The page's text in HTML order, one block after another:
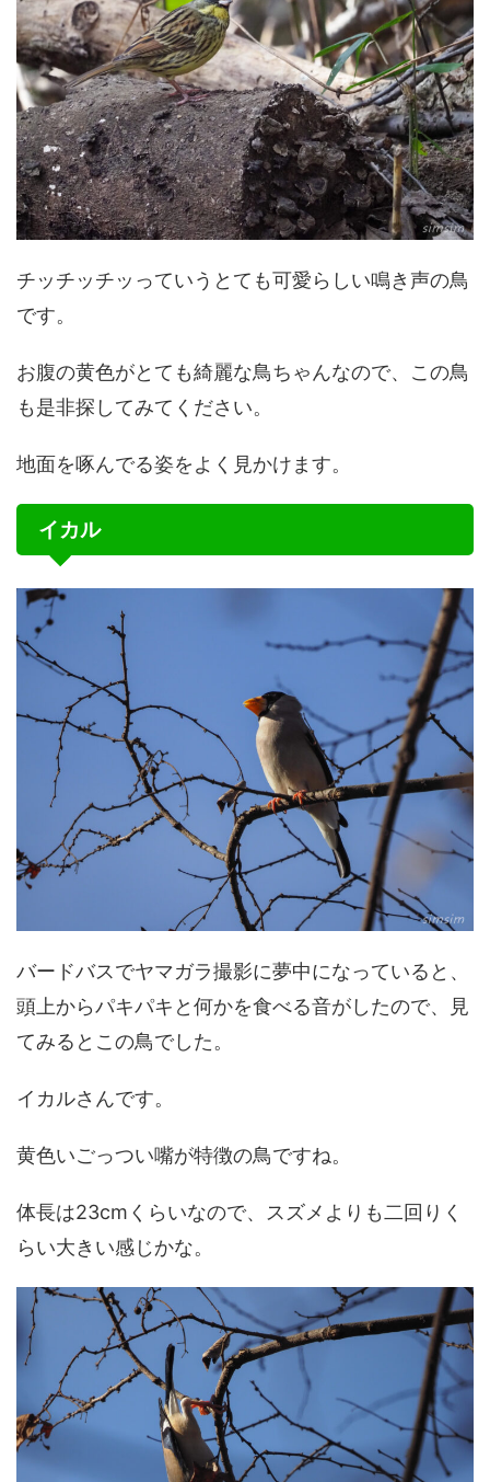
チッチッチッっていうとても可愛らしい鳴き声の鳥
です。
お腹の黄色がとても綺麗な鳥ちゃんなので、この鳥
も是非探してみてください。
地面を啄んでる姿をよく見かけます。
イカル
バードバスでヤマガラ撮影に夢中になっていると、
頭上からパキパキと何かを食べる音がしたので、見
てみるとこの鳥でした。
イカルさんです。
黄色いごっつい嘴が特徴の鳥ですね。
体長は23cmくらいなので、スズメよりも二回りく
らい大きい感じかな。